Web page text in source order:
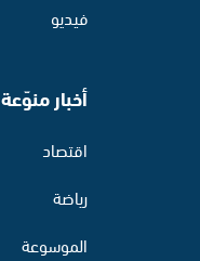
فيديو
أخبار منوّعة
اقتصاد
رياضة
الموسوعة